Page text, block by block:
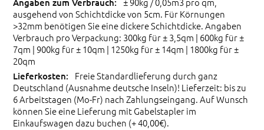
ausgehend von Schichtdicke von 5cm. Für Körnungen
>32mm benötigen Sie eine dickere Schichtdicke. Angaben
Verbrauch pro Verpackung: 300kg für ± 3,5qm | 600kg für ±
7qm | 900kg für ± 10qm | 1250kg für ± 14qm | 1800kg für ±
20qm
Freie Standardlieferung durch ganz
Deutschland (Ausnahme deutsche Inseln)! Lieferzeit: bis zu
6 Arbeitstagen (Mo-Fr) nach Zahlungseingang. Auf Wunsch
können Sie eine Lieferung mit Gabelstapler im
Einkaufswagen dazu buchen (+ 40,00€).